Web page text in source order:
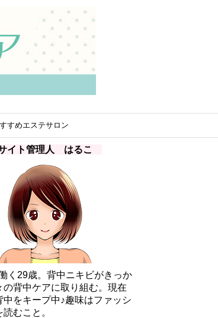
すめエステサロン
イト管理人 はるこ
く29歳。背中ニキビがきっか
の背中ケアに取り組む。現在
中をキープ中♪趣味はファッシ
むこと。